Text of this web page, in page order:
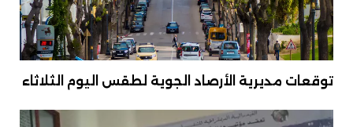
توقعات مديرية الأرصاد الجوية لطقس اليوم الثلاثاء